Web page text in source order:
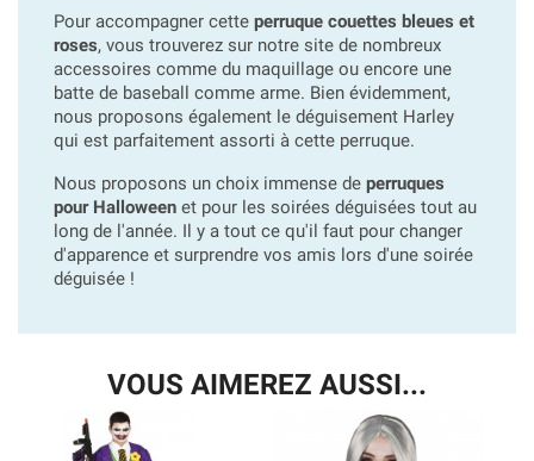
Pour accompagner cette perruque couettes bleues et
roses, vous trouverez sur notre site de nombreux
accessoires comme du maquillage ou encore une
batte de baseball comme arme. Bien évidemment,
nous proposons également le déguisement Harley
qui est parfaitement assorti à cette perruque.
Nous proposons un choix immense de perruques
pour Halloween et pour les soirées déguisées tout au
long de l'année. Il y a tout ce qu'il faut pour changer
d'apparence et surprendre vos amis lors d'une soirée
déguisée !
VOUS AIMEREZ AUSSI...